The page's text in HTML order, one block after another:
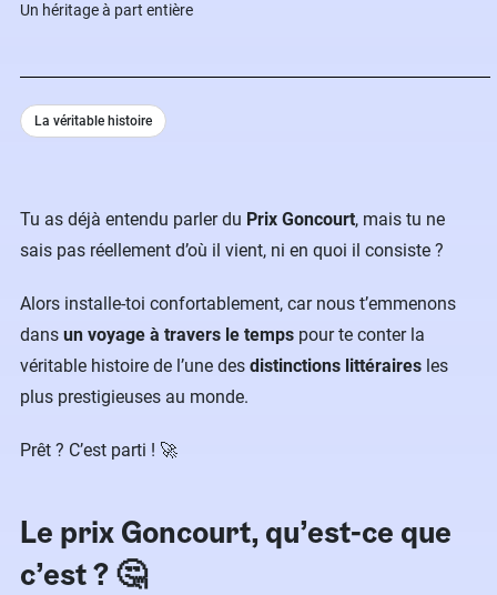
Tu as déjà entendu parler du Prix Goncourt, mais tu ne
sais pas réellement d’où il vient, ni en quoi il consiste ?
Alors installe-toi confortablement, car nous t’emmenons
dans un voyage à travers le temps pour te conter la
véritable histoire de l’une des distinctions littéraires les
plus prestigieuses au monde.
Prêt ? C’est parti ! 🚀
Le prix Goncourt, qu’est-ce que
c’est ? 🤔
Un héritage à part entière
La véritable histoire